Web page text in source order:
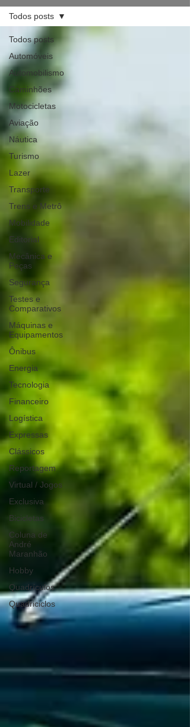
Todos posts
Automóveis
Automobilismo
Caminhões
Motocicletas
Aviação
Náutica
Turismo
Lazer
Transporte
Trens e Metrô
Mobilidade
Editorial
Mecânica e
Peças
Segurança
Testes e
Comparativos
Máquinas e
Equipamentos
Ônibus
Energia
Tecnologia
Financeiro
Logística
Expressas
Clássicos
Reportagem
Virtual / Jogos
Exclusiva
Bicicletas
Coluna de
André
Maranhão
Hobby
Quadrículos
Quadriciclos
Todos posts